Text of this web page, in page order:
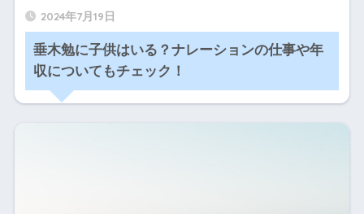
2024年7月19日
垂木勉に子供はいる？ナレーションの仕事や年
収についてもチェック！